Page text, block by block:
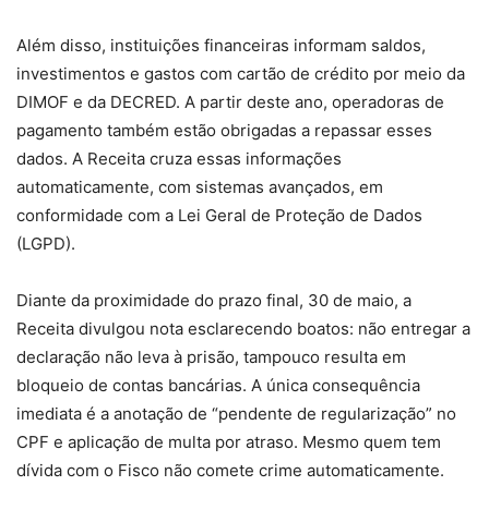
Além disso, instituições financeiras informam saldos,
investimentos e gastos com cartão de crédito por meio da
DIMOF e da DECRED. A partir deste ano, operadoras de
pagamento também estão obrigadas a repassar esses
dados. A Receita cruza essas informações
automaticamente, com sistemas avançados, em
conformidade com a Lei Geral de Proteção de Dados
(LGPD).
Diante da proximidade do prazo final, 30 de maio, a
Receita divulgou nota esclarecendo boatos: não entregar a
declaração não leva à prisão, tampouco resulta em
bloqueio de contas bancárias. A única consequência
imediata é a anotação de “pendente de regularização” no
CPF e aplicação de multa por atraso. Mesmo quem tem
dívida com o Fisco não comete crime automaticamente.